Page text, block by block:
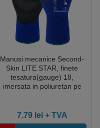
Manusi mecanice Second-
Skin LITE STAR, finete
tesatura(gauge) 18,
imersata in poliuretan pe
EN388: 3121X
7.79 lei+ TVA